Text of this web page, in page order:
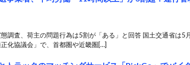
調査、荷主の問題行為は5割が「ある」と回答 国土交通省は5
化協議会」で、首都圏や近畿圏[…]